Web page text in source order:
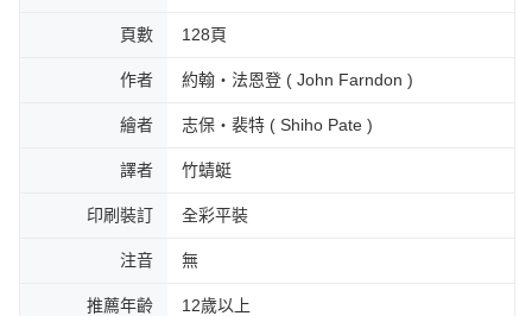
頁數 128頁
作者 約翰・法恩登 ( John Farndon )
繪者 志保・裴特 ( Shiho Pate )
譯者 竹蜻蜓
印刷裝訂 全彩平裝
注音 無
推薦年齡 12歲以上